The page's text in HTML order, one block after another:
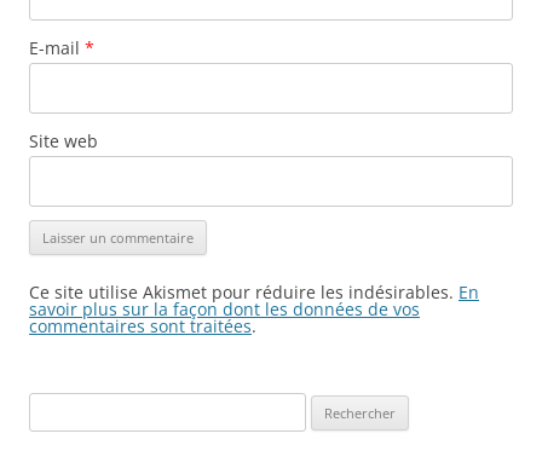
E-mail *
Site web
Ce site utilise Akismet pour réduire les indésirables. En
savoir plus sur la façon dont les données de vos
commentaires sont traitées.